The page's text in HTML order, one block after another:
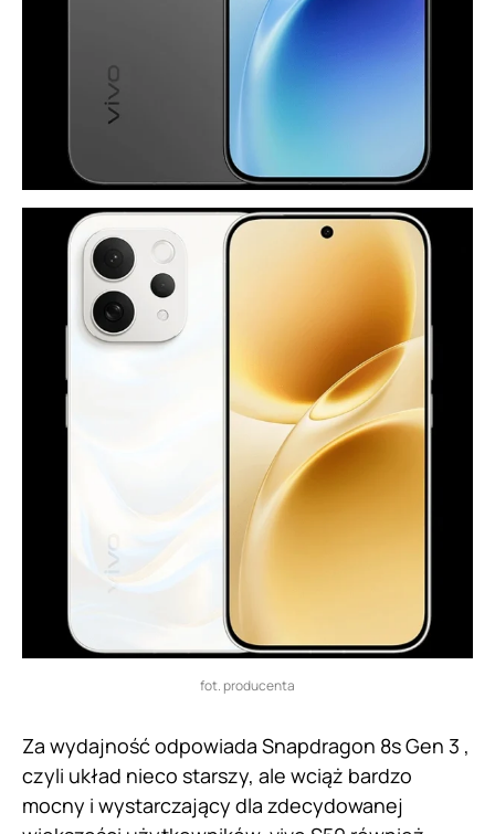
fot. producenta
Za wydajność odpowiada Snapdragon 8s Gen 3 ,
czyli układ nieco starszy, ale wciąż bardzo
mocny i wystarczający dla zdecydowanej